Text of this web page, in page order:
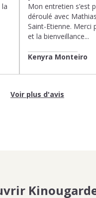
la
Mon entretien s’est
déroulé avec
Saint-Etienne. Merci
et la bienveillance...
Kenyra Monteiro
Voir plus d'avis